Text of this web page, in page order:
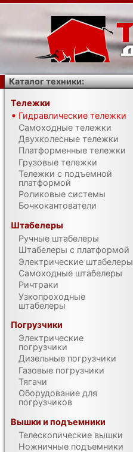
Каталог техники:
Тележки
Гидравлические тележки
Самоходные тележки
Двухколесные тележки
Платформенные тележки
Грузовые тележки
Тележки с подъемной
платформой
Роликовые системы
Бочкокантователи
Штабелеры
Ручные штабелеры
Штабелеры с платформой
Электрические штабелеры
Самоходные штабелеры
Ричтраки
Узкопроходные
штабелеры
Погрузчики
Электрические
погрузчики
Дизельные погрузчики
Газовые погрузчики
Тягачи
Оборудование для
погрузчиков
Вышки и подъемники
Телескопические вышки
Ножничные подъемники